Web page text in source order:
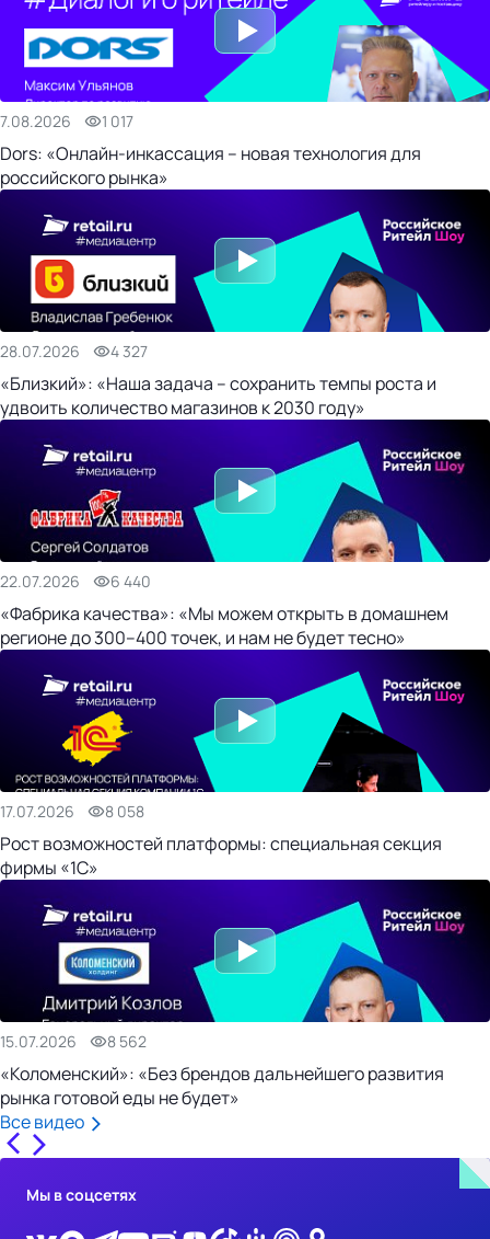
7.08.2026 1 017
Dors: «Онлайн-инкассация – новая технология для
российского рынка»
28.07.2026 4 327
«Близкий»: «Наша задача – сохранить темпы роста и
удвоить количество магазинов к 2030 году»
22.07.2026 6 440
«Фабрика качества»: «Мы можем открыть в домашнем
регионе до 300–400 точек, и нам не будет тесно»
17.07.2026 8 058
Рост возможностей платформы: специальная секция
фирмы «1С»
15.07.2026 8 562
«Коломенский»: «Без брендов дальнейшего развития
рынка готовой еды не будет»
Все видео
Мы в соцсетях